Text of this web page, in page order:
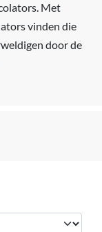
Met
vinden die
door de